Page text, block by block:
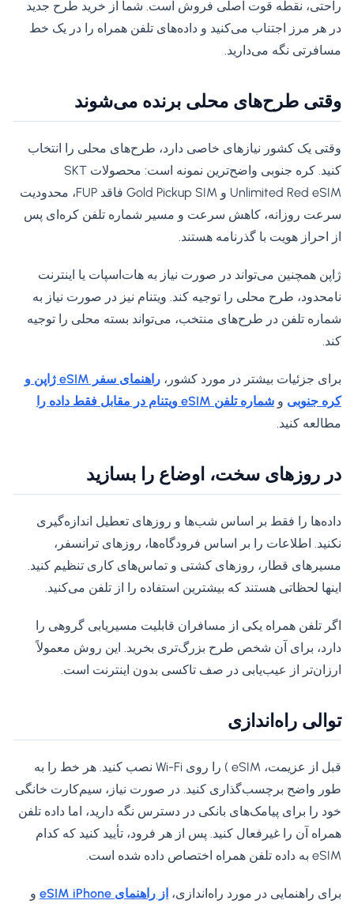
راحتی، نقطه قوت اصلی فروش است. شما از خرید طرح جدید
در هر مرز اجتناب می‌کنید و داده‌های تلفن همراه را در یک خط
مسافرتی نگه می‌دارید.
وقتی طرح‌های محلی برنده می‌شوند
وقتی یک کشور نیازهای خاصی دارد، طرح‌های محلی را انتخاب
کنید. کره جنوبی واضح‌ترین نمونه است: محصولات SKT
Unlimited Red eSIM و Gold Pickup SIM فاقد FUP، محدودیت
سرعت روزانه، کاهش سرعت و مسیر شماره تلفن کره‌ای پس
از احراز هویت با گذرنامه هستند.
ژاپن همچنین می‌تواند در صورت نیاز به هات‌اسپات یا اینترنت
نامحدود، طرح محلی را توجیه کند. ویتنام نیز در صورت نیاز به
شماره تلفن در طرح‌های منتخب، می‌تواند بسته محلی را توجیه
کند.
برای جزئیات بیشتر در مورد کشور،
راهنمای سفر eSIM ژاپن و
کره جنوبی و شماره تلفن eSIM ویتنام در مقابل فقط داده را
مطالعه کنید.
در روزهای سخت، اوضاع را بسازید
داده‌ها را فقط بر اساس شب‌ها و روزهای تعطیل اندازه‌گیری
نکنید. اطلاعات را بر اساس فرودگاه‌ها، روزهای ترانسفر،
مسیرهای قطار، روزهای کشتی و تماس‌های کاری تنظیم کنید.
اینها لحظاتی هستند که بیشترین استفاده را از تلفن می‌کنید.
اگر تلفن همراه یکی از مسافران قابلیت مسیریابی گروهی را
دارد، برای آن شخص طرح بزرگ‌تری بخرید. این روش معمولاً
ارزان‌تر از عیب‌یابی در صف تاکسی بدون اینترنت است.
توالی راه‌اندازی
قبل از عزیمت، eSIM ) را روی Wi-Fi نصب کنید. هر خط را به
طور واضح برچسب‌گذاری کنید. در صورت نیاز، سیم‌کارت خانگی
خود را برای پیامک‌های بانکی در دسترس نگه دارید، اما داده تلفن
همراه آن را غیرفعال کنید. پس از هر فرود، تأیید کنید که کدام
eSIM به داده تلفن همراه اختصاص داده شده است.
برای راهنمایی در مورد راه‌اندازی، از راهنمای eSIM iPhone و